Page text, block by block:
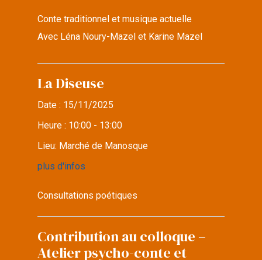
Conte traditionnel et musique actuelle
Avec Léna Noury-Mazel et Karine Mazel
La Diseuse
Date : 15/11/2025
Heure : 10:00 - 13:00
Lieu: Marché de Manosque
plus d'infos
Consultations poétiques
Contribution au colloque –
Atelier psycho-conte et